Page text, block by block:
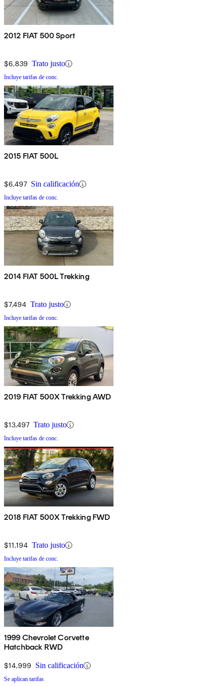
2012 FIAT 500 Sport
$6,839 Trato justo
Incluye tarifas de conc.
2015 FIAT 500L
$6,497 Sin calificación
Incluye tarifas de conc.
2014 FIAT 500L Trekking
$7,494 Trato justo
Incluye tarifas de conc.
2019 FIAT 500X Trekking AWD
$13,497 Trato justo
Incluye tarifas de conc.
2018 FIAT 500X Trekking FWD
$11,194 Trato justo
Incluye tarifas de conc.
1999 Chevrolet Corvette
Hatchback RWD
$14,999 Sin calificación
Se aplican tarifas